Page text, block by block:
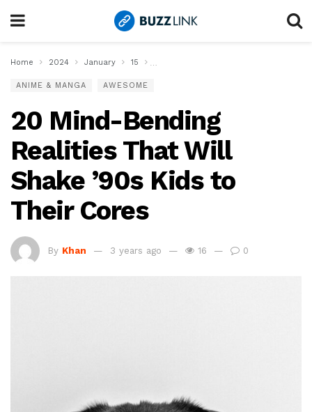
Home 2024 January 15
ANIME & MANGA AWESOME
20 Mind-Bending
Realities That Will
Shake ’90s Kids to
Their Cores
By Khan 3 years ago 16 0